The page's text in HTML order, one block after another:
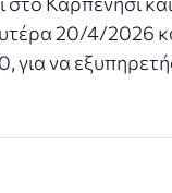
20/4/2026
να